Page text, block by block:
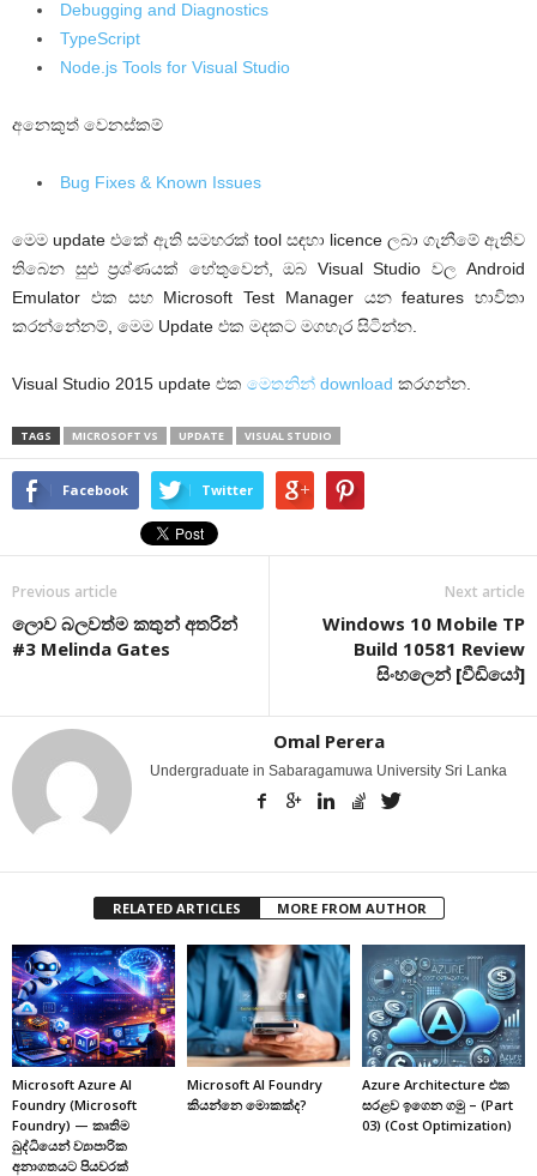
Debugging and Diagnostics
TypeScript
Node.js Tools for Visual Studio
අනෙකුත් වෙනස්කම්
Bug Fixes & Known Issues
මෙම update එකේ ඇති සමහරක් tool සඳහා licence ලබා ගැනීමේ ඇතිව
තිබෙන සුළු ප්‍රශ්ණයක් හේතුවෙන්, ඔබ Visual Studio වල Android
Emulator එක සහ Microsoft Test Manager යන features භාවිතා
කරන්නේනම්, මෙම Update එක මදකට මගහැර සිටින්න.
Visual Studio 2015 update එක මෙතනින් download කරගන්න.
TAGS MICROSOFT VS UPDATE VISUAL STUDIO
Facebook Twitter
Previous article
ලොව බලවත්ම කතුන් අතරින්
#3 Melinda Gates
Next article
Windows 10 Mobile TP
Build 10581 Review
සිංහලෙන් [වීඩියෝ]
Omal Perera
Undergraduate in Sabaragamuwa University Sri Lanka
RELATED ARTICLES MORE FROM AUTHOR
Microsoft Azure AI
Foundry (Microsoft
Foundry) — කෘතිම
බුද්ධියෙන් ව්‍යාපාරික
අනාගතයට පියවරක්
Microsoft AI Foundry
කියන්නෙ මොකක්ද?
Azure Architecture එක
සරළව ඉගෙන ගමු – (Part
03) (Cost Optimization)